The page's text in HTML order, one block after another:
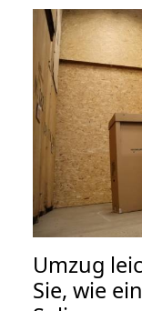
Umzug
Sie, wie